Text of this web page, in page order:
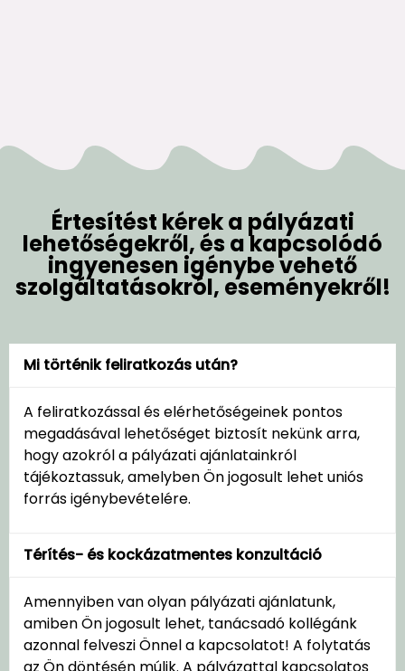
Értesítést kérek a pályázati
lehetőségekről, és a kapcsolódó
ingyenesen igénybe vehető
szolgáltatásokról, eseményekről!
Mi történik feliratkozás után?
A feliratkozással és elérhetőségeinek pontos
megadásával lehetőséget biztosít nekünk arra,
hogy azokról a pályázati ajánlatainkról
tájékoztassuk, amelyben Ön jogosult lehet uniós
forrás igénybevételére.
Térítés- és kockázatmentes konzultáció
Amennyiben van olyan pályázati ajánlatunk,
amiben Ön jogosult lehet, tanácsadó kollégánk
azonnal felveszi Önnel a kapcsolatot! A folytatás
az Ön döntésén múlik. A pályázattal kapcsolatos